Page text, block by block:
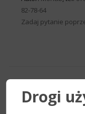
82-78-64
Zadaj pytanie
Drogi